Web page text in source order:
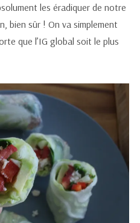
les éradiquer de notre
bien sûr ! On va simplement
que l’IG global soit le plus